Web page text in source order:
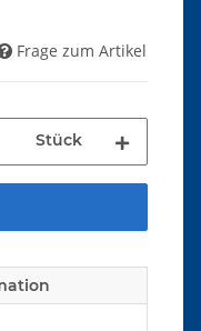
Frage zum Artikel
Stück